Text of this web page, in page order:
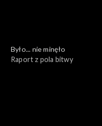
Było... nie minęło
Raport z pola bitwy